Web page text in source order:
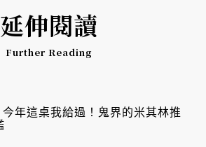
延伸閱讀
Further Reading